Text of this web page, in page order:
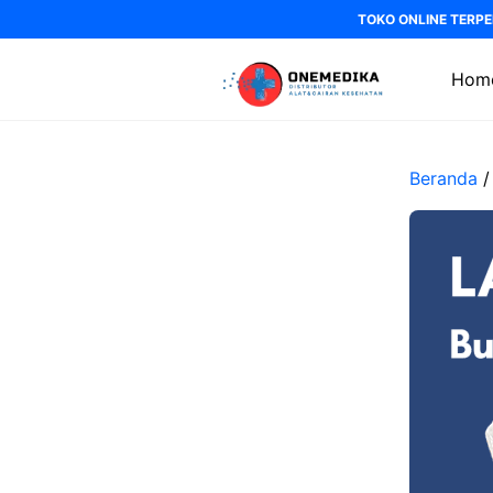
ke
TOKO ONLINE
Beranda /